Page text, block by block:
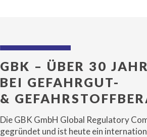
GBK – ÜBER 30
BEI GEFAHRGUT-
&
Die GBK GmbH Global Regulatory
gegründet und ist heute ein